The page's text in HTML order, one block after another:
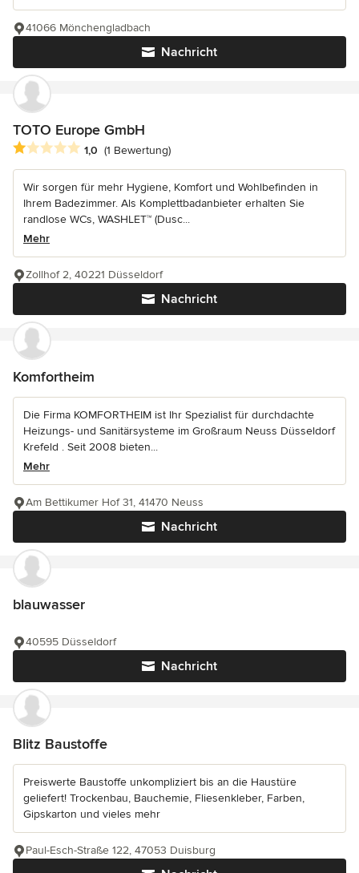
Nachricht
41066 Mönchengladbach
TOTO Europe GmbH
Durchschnittliche Bewertung: 1 von 5 Sternen
1,0 (1 Bewertung)
Wir sorgen für mehr Hygiene, Komfort und Wohlbefinden in
Ihrem Badezimmer. Als Komplettbadanbieter erhalten Sie
randlose WCs, WASHLET™ (Dusc...
Mehr
Nachricht
Zollhof 2, 40221 Düsseldorf
Komfortheim
Die Firma KOMFORTHEIM ist Ihr Spezialist für durchdachte
Heizungs- und Sanitärsysteme im Großraum Neuss Düsseldorf
Krefeld . Seit 2008 bieten...
Mehr
Nachricht
Am Bettikumer Hof 31, 41470 Neuss
blauwasser
Nachricht
40595 Düsseldorf
Blitz Baustoffe
Preiswerte Baustoffe unkompliziert bis an die Haustüre
geliefert! Trockenbau, Bauchemie, Fliesenkleber, Farben,
Gipskarton und vieles mehr
Paul-Esch-Straße 122, 47053 Duisburg